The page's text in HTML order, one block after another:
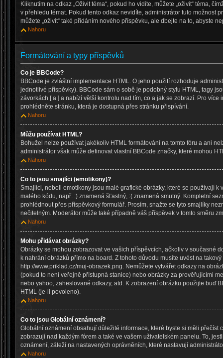
Kliknutím na odkaz „Oživit téma“, pokud ho vidíte, můžete „oživit“ téma,
v přehledu témat. Pokud tento odkaz nevidíte, administrátor tuto možnost
můžete „oživit“ také přidáním nového příspěvku, ale dbejte na to, abyste
Nahoru
Formátování a typy příspěvků
Co je BBCode?
BBCode je zvláštní implementace HTML. O jeho použití rozhoduje
jednotlivé příspěvky). BBCode sám o sobě je podobný stylu HTML, tagy
závorkách [ a ] a nabízí větší kontrolu nad tím, co a jak se zobrazí. Pro více
prohlédněte stránku, která je dostupná přes stránku přispívání.
Nahoru
Můžu používat HTML?
Bohužel nelze používat jakékoliv HTML formátování na tomto fóru a ani
administrátor však může definovat vlastní BBCode značky, které mohou
Nahoru
Co to jsou smajlíci (emotikony)?
Smajlíci, neboli emotikony jsou malé grafické obrázky, které se používají k
malého kódu, např. :) znamená šťastný, :( znamená smutný. Kompletní
prohlédnout přes příspěvkový formulář. Prosím, snažte se tyto smajlíky
nečitelným. Moderátor může také případně váš příspěvek v tomto směru
Nahoru
Mohu přidávat obrázky?
Obrázky se mohou zobrazovat ve vašich příspěvcích, ačkoliv v současné
k nahrání obrázků přímo na board. Z tohoto důvodu musíte uvést na
http://www.priklad.cz/muj-obrazek.png. Nemůžete vytvářet odkazy na
(pokud to není veřejně přístupná stanice) nebo obrázky za prověřujícími
nebo yahoo, zaheslované odkazy, atd. K zobrazení obrázku použijte buď
HTML (je-li povoleno).
Nahoru
Co to jsou Globální oznámení?
Globální oznámení obsahují důležité informace, které byste si měli přečíst
zobrazují nad každým fórem a také ve vašem uživatelském panelu. To,
oznámení, záleží na nastavených oprávněních, které nastavují
Nahoru